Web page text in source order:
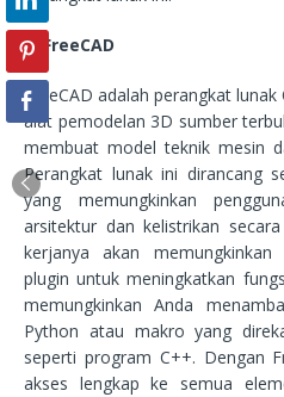
6. FreeCAD
FreeCAD adalah perangkat
alat pemodelan 3D sumber
membuat model teknik mesin
Perangkat lunak ini dirancang
yang memungkinkan
arsitektur dan kelistrikan
kerjanya akan
plugin untuk meningkatkan
memungkinkan Anda
Python atau makro yang
seperti program C++. Dengan
akses lengkap ke semua